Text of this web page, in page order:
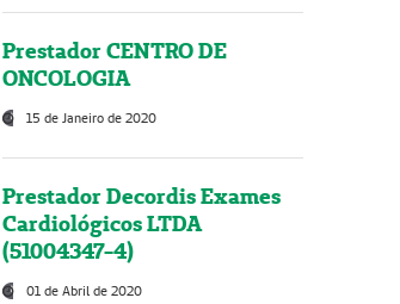
Prestador CENTRO DE
ONCOLOGIA
15 de Janeiro de 2020
Prestador Decordis Exames
Cardiológicos LTDA
(51004347-4)
01 de Abril de 2020